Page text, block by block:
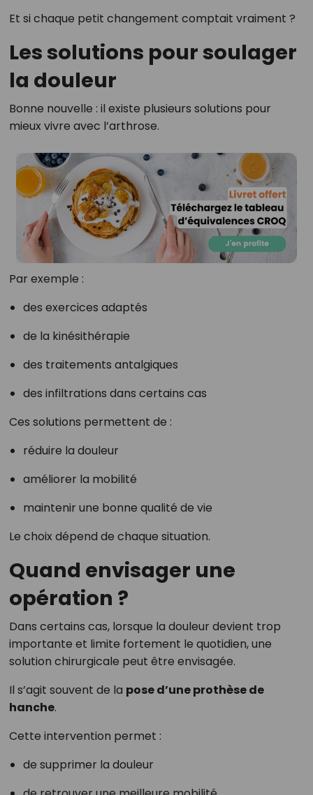
Et si chaque petit changement comptait vraiment ?
Les solutions pour soulager
la douleur
Bonne nouvelle : il existe plusieurs solutions pour
mieux vivre avec l’arthrose.
Par exemple :
des exercices adaptés
de la kinésithérapie
des traitements antalgiques
des infiltrations dans certains cas
Ces solutions permettent de :
réduire la douleur
améliorer la mobilité
maintenir une bonne qualité de vie
Le choix dépend de chaque situation.
Quand envisager une
opération ?
Dans certains cas, lorsque la douleur devient trop
importante et limite fortement le quotidien, une
solution chirurgicale peut être envisagée.
Il s’agit souvent de la pose d’une prothèse de
hanche.
Cette intervention permet :
de supprimer la douleur